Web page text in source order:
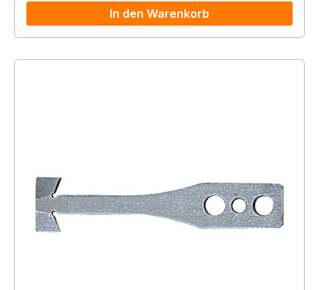
In den Warenkorb